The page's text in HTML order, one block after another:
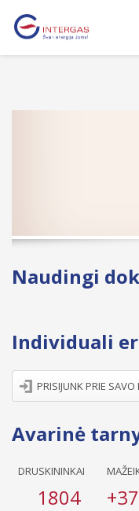
Naudingi
Individuali
PRISIJUNK PRIE
Avarinė
DRUSKININKAI
1804